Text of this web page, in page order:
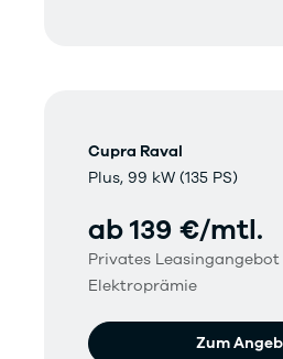
Cupra Raval
Plus, 99 kW (135 PS)
ab 139 €/mtl.
Privates
Elektroprämie
Zum